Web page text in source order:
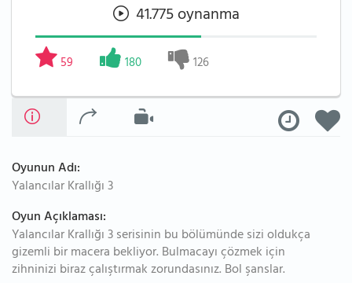
41.775 oynanma
59 180 126
Oyunun Adı:
Yalancılar Krallığı 3
Oyun Açıklaması:
Yalancılar Krallığı 3 serisinin bu bölümünde sizi oldukça
gizemli bir macera bekliyor. Bulmacayı çözmek için
zihninizi biraz çalıştırmak zorundasınız. Bol şanslar.